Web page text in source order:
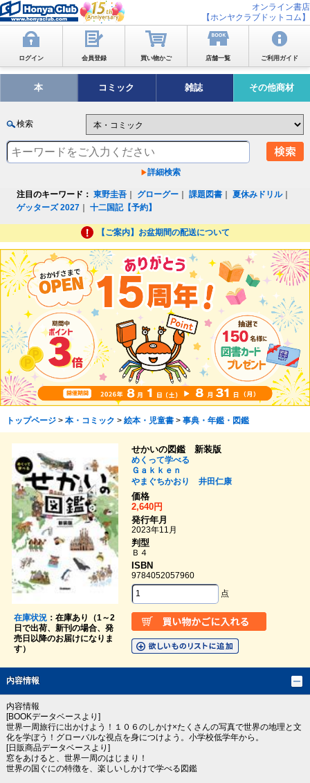
オンライン書店
【ホンヤクラブドットコム】
ログイン 会員登録 買い物かご 店舗一覧 ご利用ガイド
本 コミック 雑誌 その他商材
検索
詳細検索
注目のキーワード： 東野圭吾 グローグー ｜課題図書 ｜夏休みドリル｜
ゲッターズ 2027 ｜十二国記【予約】
【ご案内】お盆期間の配送について
トップページ> 本・コミック > 絵本・児童書> 事典・年鑑・図鑑
在庫状況：在庫あり（1～2
日で出荷、新刊の場合、発
売日以降のお届けになりま
す）
せかいの図鑑 新装版
めくって学べる
Ｇａｋｋｅｎ
やまぐちかおり
井田仁康
価格
2,640円
発行年月
2023年11月
判型
Ｂ４
ISBN
9784052057960
点
内容情報
内容情報
[BOOKデータベースより]
世界一周旅行に出かけよう！１０６のしかけ×たくさんの写真で世界の地理と文
化を学ぼう！グローバルな視点を身につけよう。小学校低学年から。
[日販商品データベースより]
窓をあけると、世界一周のはじまり！
世界の国ぐにの特徴を、楽しいしかけで学べる図鑑